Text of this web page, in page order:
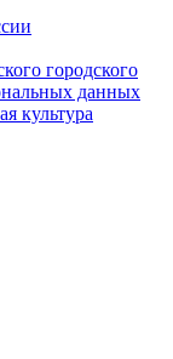
городского
данных
культура